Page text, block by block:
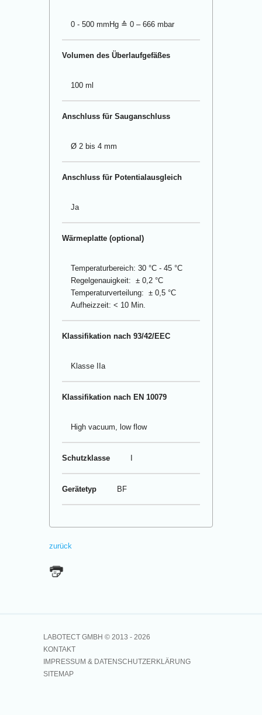
0 - 500 mmHg ≙ 0 – 666 mbar
Volumen des Überlaufgefäßes
100 ml
Anschluss für Sauganschluss
Ø 2 bis 4 mm
Anschluss für Potentialausgleich
Ja
Wärmeplatte (optional)
Temperaturbereich: 30 °C - 45 °C
Regelgenauigkeit: ± 0,2 °C
Temperaturverteilung: ± 0,5 °C
Aufheizzeit: < 10 Min.
Klassifikation nach 93/42/EEC
Klasse IIa
Klassifikation nach EN 10079
High vacuum, low flow
Schutzklasse
Gerätetyp BF
zurück
LABOTECT GMBH © 2013 - 2026
KONTAKT
IMPRESSUM & DATENSCHUTZERKLÄRUNG
SITEMAP